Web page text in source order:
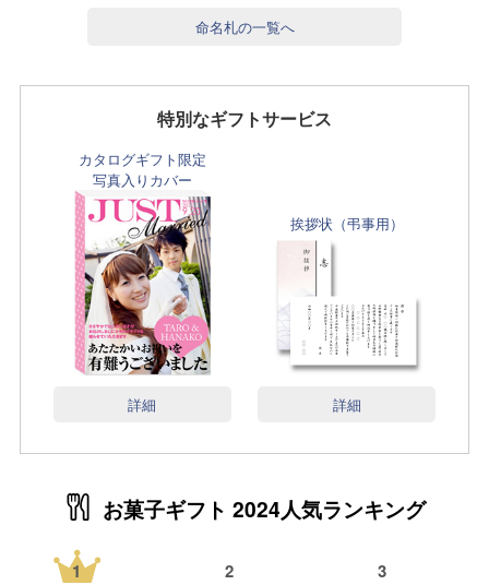
命名札の一覧へ
特別なギフトサービス
カタログギフト限定
写真入りカバー
詳細
挨拶状（弔事用）
詳細
お菓子ギフト 2024人気ランキング
1 2 3